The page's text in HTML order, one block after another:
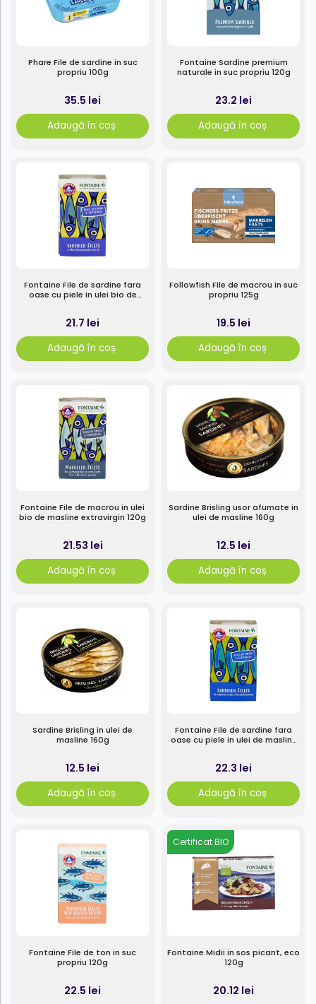
Phare File de sardine in suc
propriu 100g
35.5 lei
Adaugă în coș
Fontaine Sardine premium
naturale in suc propriu 120g
23.2 lei
Adaugă în coș
Fontaine File de sardine fara
oase cu piele in ulei bio de
21.7 lei
Adaugă în coș
Followfish File de macrou in suc
propriu 125g
19.5 lei
Adaugă în coș
Fontaine File de macrou in ulei
bio de masline extravirgin 120g
21.53 lei
Adaugă în coș
Sardine Brisling usor afumate in
ulei de masline 160g
12.5 lei
Adaugă în coș
Sardine Brisling in ulei de
masline 160g
12.5 lei
Adaugă în coș
Fontaine File de sardine fara
oase cu piele in ulei de masline
22.3 lei
Adaugă în coș
Fontaine File de ton in suc
propriu 120g
22.5 lei
Certificat BIO
Fontaine Midii in sos picant, eco
120g
20.12 lei